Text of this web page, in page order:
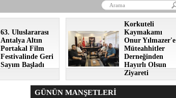
63. Uluslararası
Antalya Altın
Portakal Film
Festivalinde Geri
Sayım Başladı
Korkuteli
Kaymakamı
Onur Yılmazer'e
Müteahhitler
Derneğinden
Hayırlı Olsun
Ziyareti
GÜNÜN MANŞETLERİ